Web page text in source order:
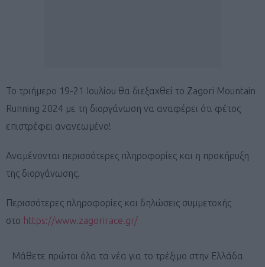
Το τριήμερο 19-21 Ιουλίου θα διεξαχθεί το Zagori Mountain
Running 2024 με τη διοργάνωση να αναφέρει ότι φέτος
επιστρέφει ανανεωμένο!
Αναμένονται περισσότερες πληροφορίες και η προκήρυξη
της διοργάνωσης.
Περισσότερες πληροφορίες και δηλώσεις συμμετοχής
στο https://www.zagorirace.gr/
Μάθετε πρώτοι όλα τα νέα για το τρέξιμο στην Ελλάδα